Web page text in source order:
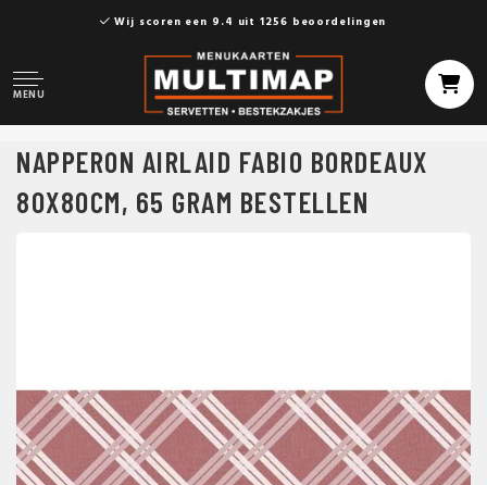
Wij scoren een 9.4 uit 1256 beoordelingen
MENU
NAPPERON AIRLAID FABIO BORDEAUX
80X80CM, 65 GRAM BESTELLEN